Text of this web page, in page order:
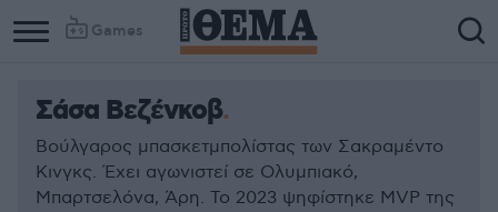
Games
Σάσα Βεζένκοβ
Βούλγαρος μπασκετμπολίστας των Σακραμέντο
Κινγκς. Έχει αγωνιστεί σε Ολυμπιακό,
Μπαρτσελόνα, Άρη. Το 2023 ψηφίστηκε MVP της